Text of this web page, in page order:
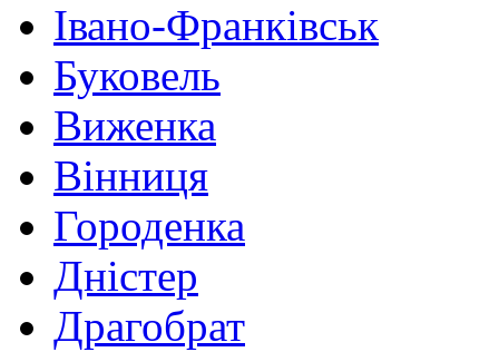
Івано-Франківськ
Буковель
Виженка
Вінниця
Городенка
Дністер
Драгобрат